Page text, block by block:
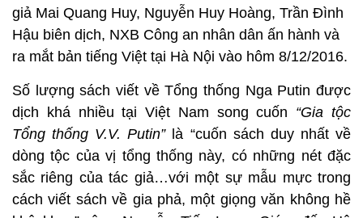
giả Mai Quang Huy, Nguyễn Huy Hoàng, Trần Đình
Hậu biên dịch, NXB Công an nhân dân ấn hành và
ra mắt bản tiếng Việt tại Hà Nội vào hôm 8/12/2016.
Số lượng sách viết về Tổng thống Nga Putin được
dịch khá nhiều tại Việt Nam song cuốn “Gia tộc
Tổng thống V.V. Putin”là “cuốn sách duy nhất về
dòng tộc của vị tổng thống này, có những nét đặc
sắc riêng của tác giả…với một sự mẫu mực trong
cách viết sách về gia phả, một giọng văn không hề